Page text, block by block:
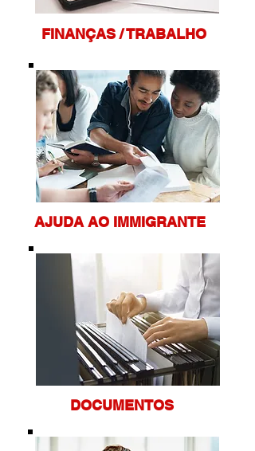
FINANÇAS / TRABALHO
AJUDA AO IMMIGRANTE
DOCUMENTOS